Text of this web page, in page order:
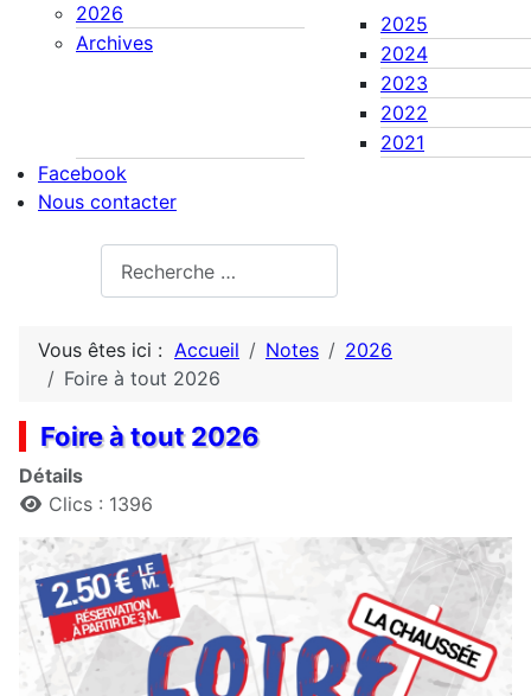
2026
Archives
2025
2024
2023
2022
2021
Facebook
Nous contacter
Vous êtes ici : Accueil Notes
2026
Foire à tout 2026
Foire à tout 2026
Détails
Clics : 1396